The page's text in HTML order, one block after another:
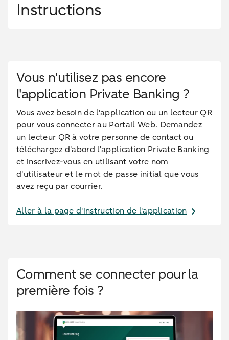
Instructions
Vous n'utilisez pas encore
l'application Private Banking ?
Vous avez besoin de l'application ou un lecteur QR
pour vous connecter au Portail Web. Demandez
un lecteur QR à votre personne de contact ou
téléchargez d'abord l'application Private Banking
et inscrivez-vous en utilisant votre nom
d'utilisateur et le mot de passe initial que vous
avez reçu par courrier.
Aller à la page d'instruction de l'application
Comment se connecter pour la
première fois ?